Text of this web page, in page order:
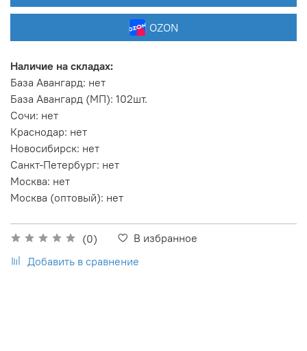
(0)
В избранное
Добавить в сравнение
OZON
Наличие на складах:
База Авангард: нет
База Авангард (МП): 102шт.
Сочи: нет
Краснодар: нет
Новосибирск: нет
Санкт-Петербург: нет
Москва: нет
Москва (оптовый): нет